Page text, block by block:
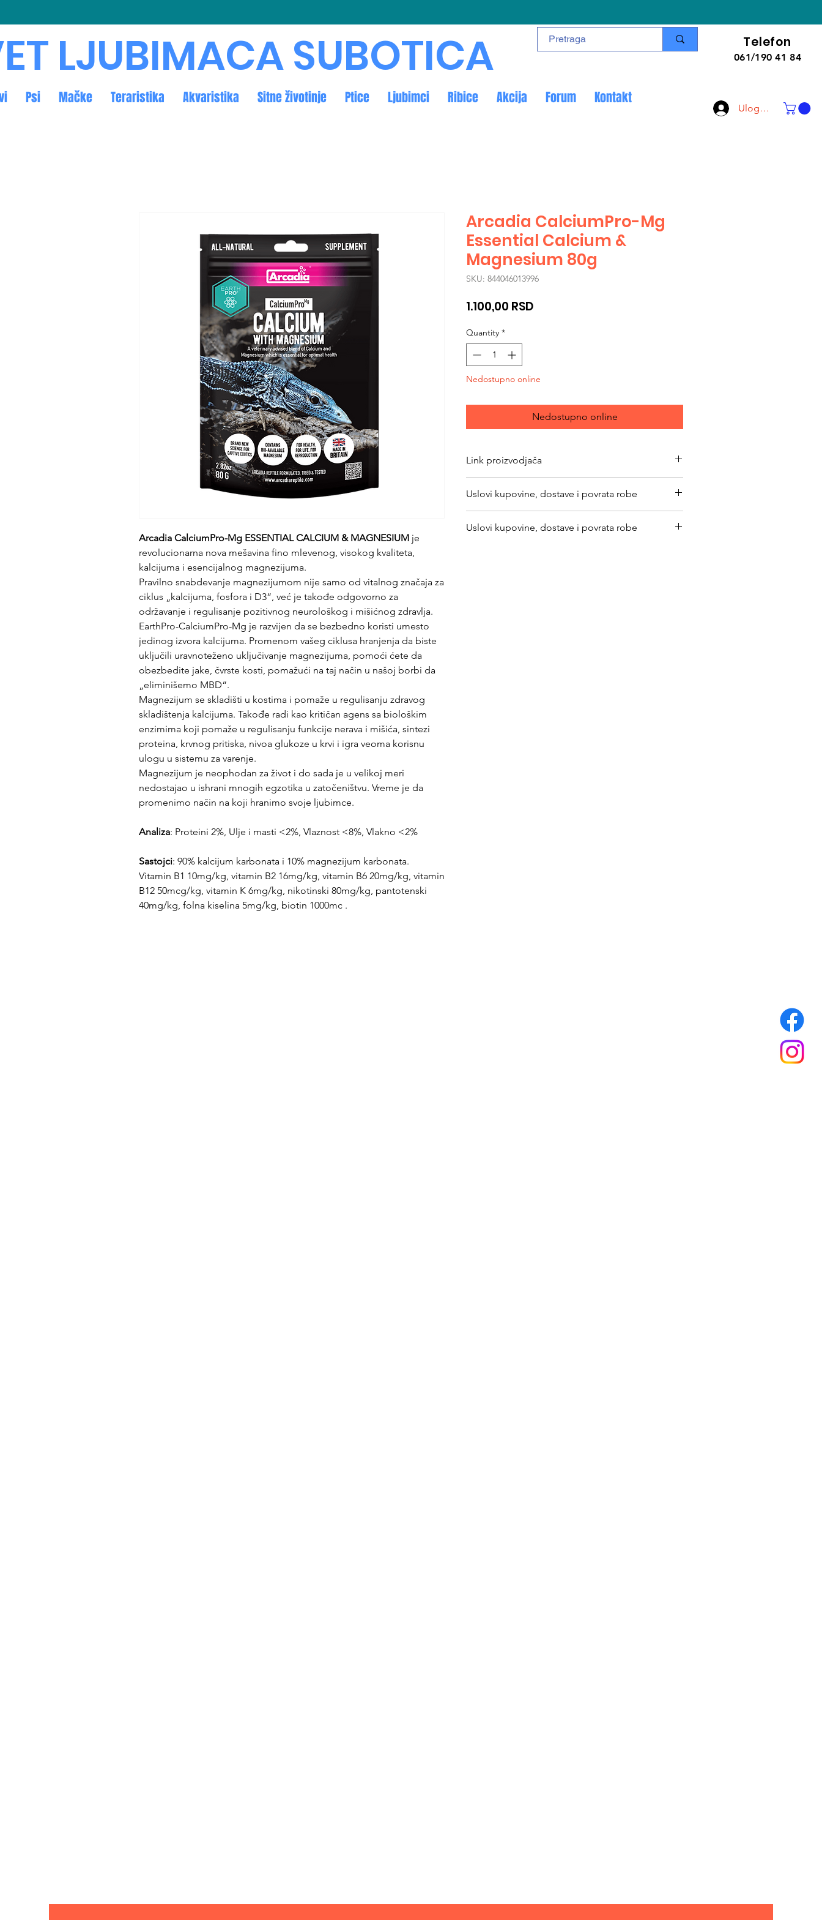
Telefon
061/190 41 84
Uloguj se
Psi Mačke Teraristika Akvaristika Sitne životinje Ptice Ljubimci Ribice Akcija Forum Kontakt
LJUBIMACA SUBOTICA
Arcadia CalciumPro-Mg ESSENTIAL CALCIUM & MAGNESIUM je
revolucionarna nova mešavina fino mlevenog, visokog kvaliteta,
kalcijuma i esencijalnog magnezijuma.
Pravilno snabdevanje magnezijumom nije samo od vitalnog značaja za
ciklus „kalcijuma, fosfora i D3“, već je takođe odgovorno za
održavanje i regulisanje pozitivnog neurološkog i mišićnog zdravlja.
EarthPro-CalciumPro-Mg je razvijen da se bezbedno koristi umesto
jedinog izvora kalcijuma. Promenom vašeg ciklusa hranjenja da biste
uključili uravnoteženo uključivanje magnezijuma, pomoći ćete da
obezbedite jake, čvrste kosti, pomažući na taj način u našoj borbi da
„eliminišemo MBD“.
Magnezijum se skladišti u kostima i pomaže u regulisanju zdravog
skladištenja kalcijuma. Takođe radi kao kritičan agens sa biološkim
enzimima koji pomaže u regulisanju funkcije nerava i mišića, sintezi
proteina, krvnog pritiska, nivoa glukoze u krvi i igra veoma korisnu
ulogu u sistemu za varenje.
Magnezijum je neophodan za život i do sada je u velikoj meri
nedostajao u ishrani mnogih egzotika u zatočeništvu. Vreme je da
promenimo način na koji hranimo svoje ljubimce.
Analiza: Proteini 2%, Ulje i masti <2%, Vlaznost <8%, Vlakno <2%
Sastojci: 90% kalcijum karbonata i 10% magnezijum karbonata.
Vitamin B1 10mg/kg, vitamin B2 16mg/kg, vitamin B6 20mg/kg, vitamin
B12 50mcg/kg, vitamin K 6mg/kg, nikotinski 80mg/kg, pantotenski
40mg/kg, folna kiselina 5mg/kg, biotin 1000mc .
Arcadia CalciumPro-Mg
Essential Calcium &
Magnesium 80g
SKU: 844046013996
1.100,00 RSD
Quantity *
Nedostupno online
Nedostupno online
Link proizvodjača
calciumpro-mg/
Uslovi kupovine, dostave i povrata robe
returns
Uslovi kupovine, dostave i povrata robe